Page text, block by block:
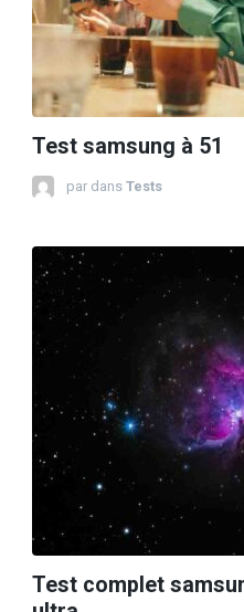
Test samsung à 51
par dans Tests
Test complet